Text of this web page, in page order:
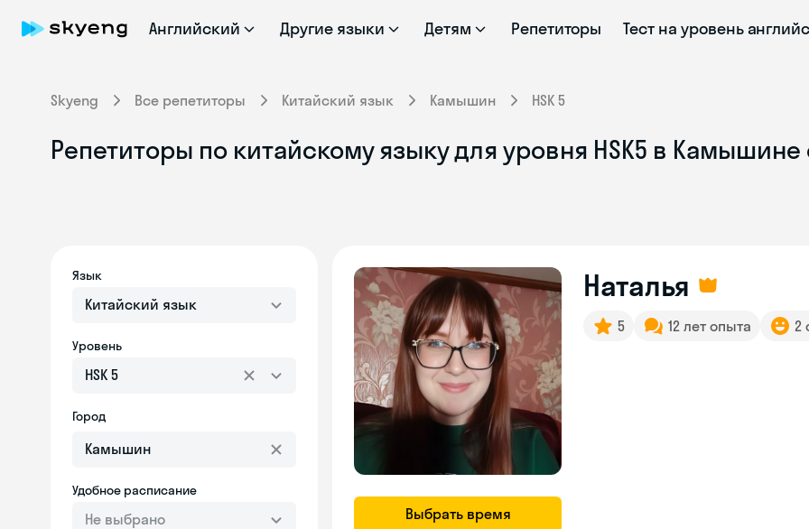
Английский Другие языки Детям Репетиторы Тест на уровень
Skyeng Все репетиторы Китайский язык Камышин HSK 5
Репетиторы по китайскому языку для уровня HSK5 в
Язык
Китайский язык
Уровень
HSK 5
Город
Удобное расписание
Не выбрано Выбрать время
Наталья
5 12 лет опыта 2